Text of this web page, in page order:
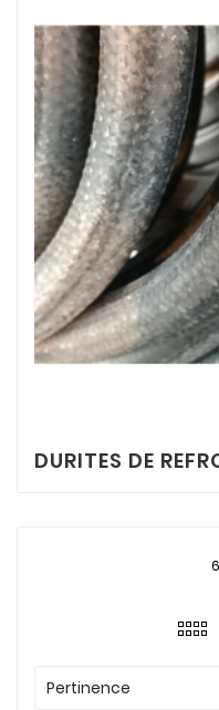
DURITES DE
Pertinence